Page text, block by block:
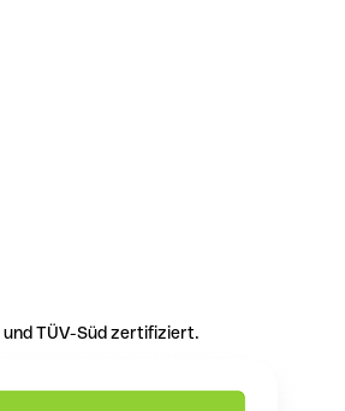
und TÜV-Süd zertifiziert.